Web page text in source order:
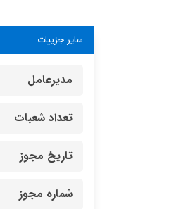
سایر جزییات
مدیرعامل
تعداد شعبات
تاریخ مجوز
شماره مجوز